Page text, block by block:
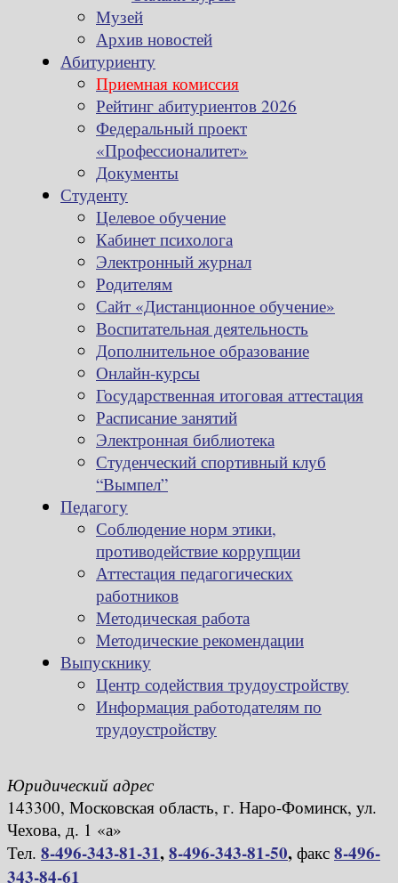
Музей
Архив новостей
Абитуриенту
Приемная комиссия
Рейтинг абитуриентов 2026
Федеральный проект
«Профессионалитет»
Документы
Студенту
Целевое обучение
Кабинет психолога
Электронный журнал
Родителям
Сайт «Дистанционное обучение»
Воспитательная деятельность
Дополнительное образование
Онлайн-курсы
Государственная итоговая аттестация
Расписание занятий
Электронная библиотека
Студенческий спортивный клуб
“Вымпел”
Педагогу
Соблюдение норм этики,
противодействие коррупции
Аттестация педагогических
работников
Методическая работа
Методические рекомендации
Выпускнику
Центр содействия трудоустройству
Информация работодателям по
трудоустройству
Юридический адрес
143300, Московская область, г. Наро-Фоминск, ул.
Чехова, д. 1 «а»
Тел. 8-496-343-81-31,8-496-343-81-50, факс 8-496-
343-84-61